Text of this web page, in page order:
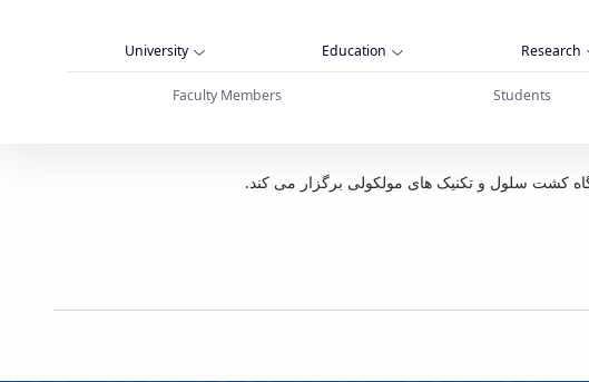
University Education Research
Faculty Members Students
های مولکولی + پوستر - دانشگاه بوعلی سینا همدان